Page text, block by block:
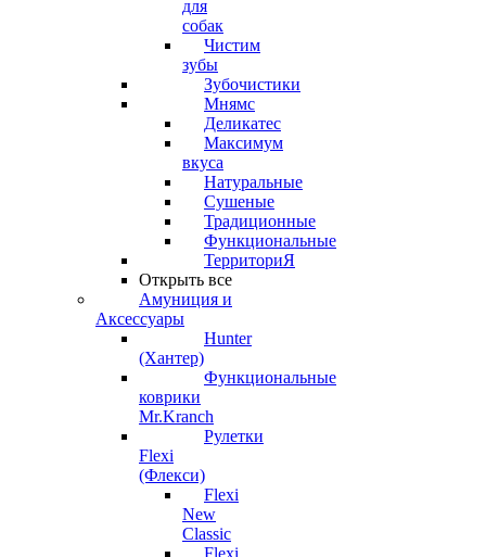
для
собак
Чистим
зубы
Зубочистики
Мнямс
Деликатес
Максимум
вкуса
Натуральные
Сушеные
Традиционные
Функциональные
ТерриториЯ
Открыть все
Амуниция и
Аксессуары
Hunter
(Хантер)
Функциональные
коврики
Mr.Kranch
Рулетки
Flexi
(Флекси)
Flexi
New
Classic
Flexi